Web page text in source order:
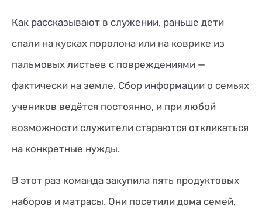
Как рассказывают в служении, раньше дети
спали на кусках поролона или на коврике из
пальмовых листьев с повреждениями —
фактически на земле. Сбор информации о семьях
учеников ведётся постоянно, и при любой
возможности служители стараются откликаться
на конкретные нужды.
В этот раз команда закупила пять продуктовых
наборов и матрасы. Они посетили дома семей,